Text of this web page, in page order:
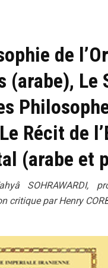
de
(arabe), Le
Récit de
(arabe et
SOHRAWARDI,
critique par Henry